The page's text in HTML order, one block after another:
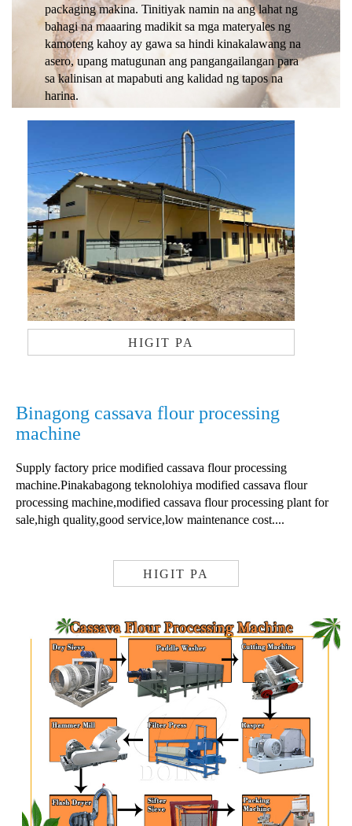
packaging makina. Tinitiyak namin na ang lahat ng
bahagi na maaaring madikit sa mga materyales ng
kamoteng kahoy ay gawa sa hindi kinakalawang na
asero, upang matugunan ang pangangailangan para
sa kalinisan at mapabuti ang kalidad ng tapos na
harina.
HIGIT PA
Binagong cassava flour processing
machine
Supply factory price modified cassava flour processing
machine.Pinakabagong teknolohiya modified cassava flour
processing machine,modified cassava flour processing plant for
sale,high quality,good service,low maintenance cost....
HIGIT PA